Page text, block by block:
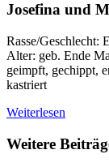
Josefina und
Rasse/Geschlecht:
Alter: geb. Ende
geimpft, gechippt,
kastriert
Weiterlesen
Weitere